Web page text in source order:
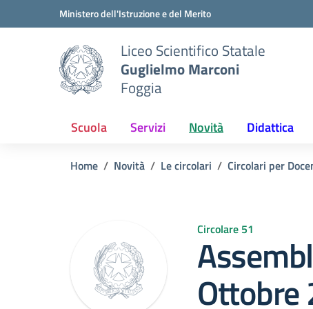
Vai ai contenuti
Vai al menu di navigazioneMinistero dell'Istruzione e del Merito
Liceo Scientifico Statale
Guglielmo Marconi
Foggia
Scuola Servizi Novità Didattica
Home Novità Le circolari Circolari per
Circolare 51
Ottobre